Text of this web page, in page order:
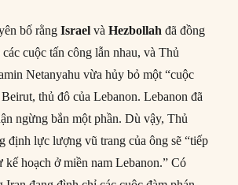
bố rằngIsrael vàHezbollah đã đồng
cuộc tấn công lẫn nhau, và Thủ
Netanyahu vừa hủy bỏ một “cuộc
thủ đô của Lebanon. Lebanon đã
ngừng bắn một phần. Dù vậy, Thủ
định lực lượng vũ trang của ông sẽ “tiếp
kế hoạch ở miền nam Lebanon.” Có